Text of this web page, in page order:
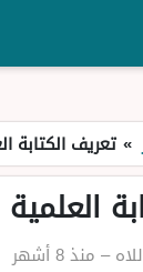
» تعريف الكتابة
– منذ 8 أشهر